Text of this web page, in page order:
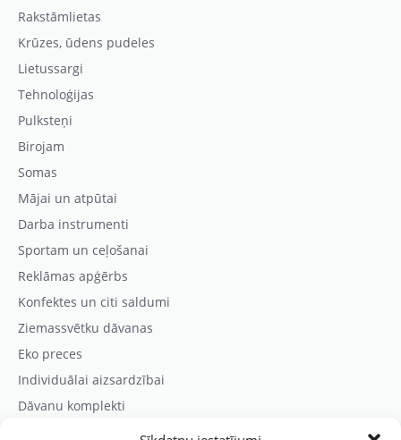
Rakstāmlietas
Krūzes, ūdens pudeles
Lietussargi
Tehnoloģijas
Pulksteņi
Birojam
Somas
Mājai un atpūtai
Darba instrumenti
Sportam un ceļošanai
Reklāmas apģērbs
Konfektes un citi saldumi
Ziemassvētku dāvanas
Eko preces
Individuālai aizsardzībai
Dāvanu komplekti